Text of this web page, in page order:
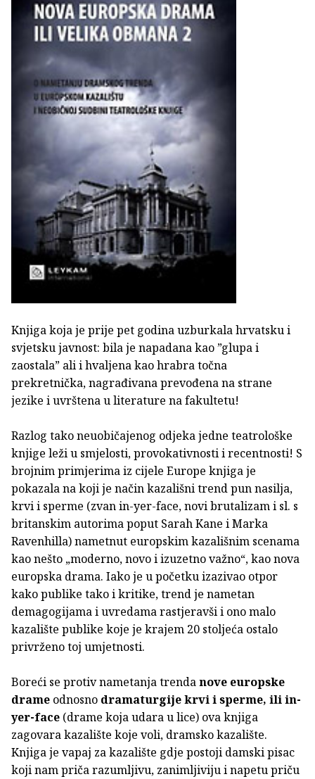
Knjiga koja je prije pet godina uzburkala hrvatsku i
svjetsku javnost: bila je napadana kao ”glupa i
zaostala” ali i hvaljena kao hrabra točna
prekretnička, nagrađivana prevođena na strane
jezike i uvrštena u literature na fakultetu!
Razlog tako neuobičajenog odjeka jedne teatrološke
knjige leži u smjelosti, provokativnosti i recentnosti! S
brojnim primjerima iz cijele Europe knjiga je
pokazala na koji je način kazališni trend pun nasilja,
krvi i sperme (zvan in-yer-face, novi brutalizam i sl. s
britanskim autorima poput Sarah Kane i Marka
Ravenhilla) nametnut europskim kazališnim scenama
kao nešto „moderno, novo i izuzetno važno“, kao nova
europska drama. Iako je u početku izazivao otpor
kako publike tako i kritike, trend je nametan
demagogijama i uvredama rastjeravši i ono malo
kazalište publike koje je krajem 20 stoljeća ostalo
privrženo toj umjetnosti.
Boreći se protiv nametanja trendanove europske
drame odnosno dramaturgije krvi i sperme, ili in-
yer-face (drame koja udara u lice) ova knjiga
zagovara kazalište koje voli, dramsko kazalište.
Knjiga je vapaj za kazalište gdje postoji damski pisac
koji nam priča razumljivu, zanimljiviju i napetu priču